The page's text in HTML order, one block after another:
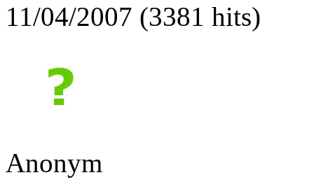
11/04/2007 (3381 hits)
Anonym